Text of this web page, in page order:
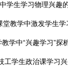
学生学习物理兴趣
教学中激发学生学
学中“兴趣学习”探
工学生政治课学习兴